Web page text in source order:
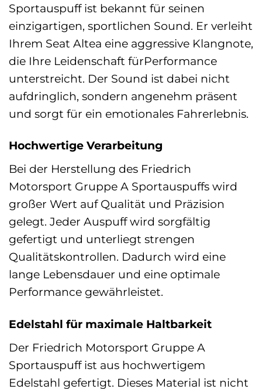
Sportauspuff ist bekannt für seinen
einzigartigen, sportlichen Sound. Er verleiht
Ihrem Seat Altea eine aggressive Klangnote,
die Ihre Leidenschaft fürPerformance
unterstreicht. Der Sound ist dabei nicht
aufdringlich, sondern angenehm präsent
und sorgt für ein emotionales Fahrerlebnis.
Hochwertige Verarbeitung
Bei der Herstellung des Friedrich
Motorsport Gruppe A Sportauspuffs wird
großer Wert auf Qualität und Präzision
gelegt. Jeder Auspuff wird sorgfältig
gefertigt und unterliegt strengen
Qualitätskontrollen. Dadurch wird eine
lange Lebensdauer und eine optimale
Performance gewährleistet.
Edelstahl für maximale Haltbarkeit
Der Friedrich Motorsport Gruppe A
Sportauspuff ist aus hochwertigem
Edelstahl gefertigt. Dieses Material ist nicht